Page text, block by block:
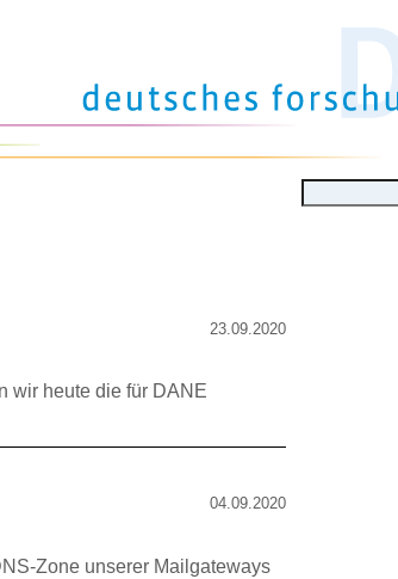
23.09.2020
wir heute die für DANE
04.09.2020
Zone unserer Mailgateways